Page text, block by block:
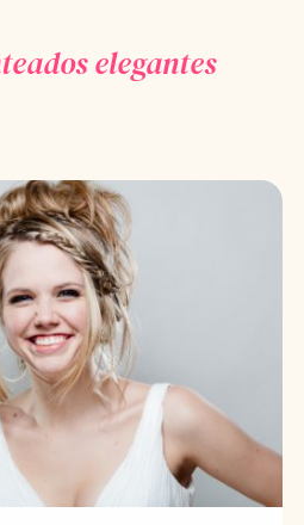
elegantes